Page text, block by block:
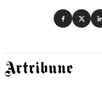
Condividi su
Artribune